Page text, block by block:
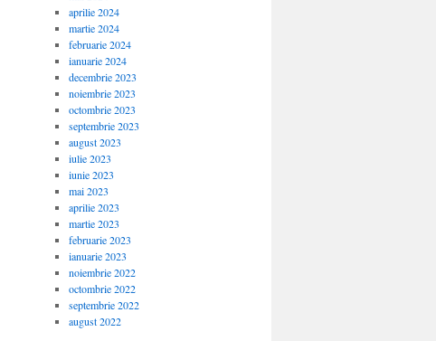
aprilie 2024
martie 2024
februarie 2024
ianuarie 2024
decembrie 2023
noiembrie 2023
octombrie 2023
septembrie 2023
august 2023
iulie 2023
iunie 2023
mai 2023
aprilie 2023
martie 2023
februarie 2023
ianuarie 2023
noiembrie 2022
octombrie 2022
septembrie 2022
august 2022